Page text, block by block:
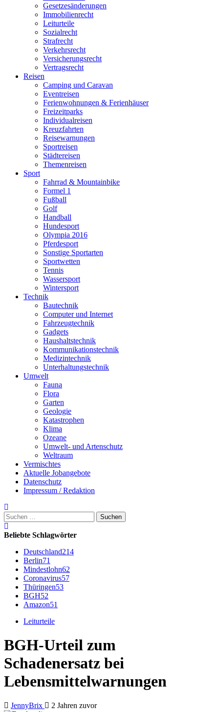
Gesetzesänderungen
Immobilienrecht
Leiturteile
Sozialrecht
Strafrecht
Verkehrsrecht
Versicherungsrecht
Vertragsrecht
Reisen
Camping und Caravan
Eventreisen
Ferienwohnungen & Ferienhäuser
Freizeitparks
Individualreisen
Kreuzfahrten
Reisewarnungen
Sportreisen
Städtereisen
Themenreisen
Sport
Fahrrad & Mountainbike
Formel 1
Fußball
Golf
Handball
Hundesport
Olympia 2016
Pferdesport
Sonstige Sportarten
Sportwetten
Tennis
Wassersport
Wintersport
Technik
Bautechnik
Computer und Internet
Fahrzeugtechnik
Gadgets
Haushaltstechnik
Kommunikationstechnik
Medizintechnik
Unterhaltungstechnik
Umwelt
Fauna
Flora
Garten
Geologie
Katastrophen
Klima
Ozeane
Umwelt- und Artenschutz
Weltraum
Vermischtes
Aktuelle Jobangebote
Datenschutz
Impressum / Redaktion
Suchen
nach:
Beliebte Schlagwörter
Deutschland214
Berlin71
Mindestlohn62
Coronavirus57
Thüringen53
BGH52
Amazon51
Leiturteile
BGH-Urteil zum
Schadenersatz bei
Lebensmittelwarnungen
JennyBrix 2 Jahren zuvor